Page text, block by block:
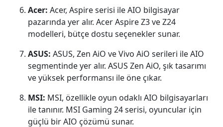
Acer: Acer, Aspire serisi ile AIO bilgisayar
pazarında yer alır. Acer Aspire Z3 ve Z24
modelleri, bütçe dostu seçenekler sunar.
ASUS: ASUS, Zen AiO ve Vivo AiO serileri ile AIO
segmentinde yer alır. ASUS Zen AiO, şık tasarımı
ve yüksek performansı ile öne çıkar.
MSI: MSI, özellikle oyun odaklı AIO bilgisayarları
ile tanınır. MSI Gaming 24 serisi, oyuncular için
güçlü bir AIO çözümü sunar.